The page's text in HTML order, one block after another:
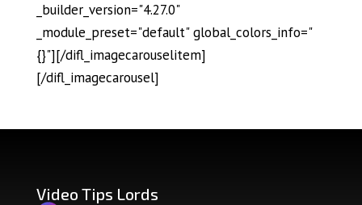
_builder_version="4.27.0"
_module_preset="default" global_colors_info="
{}"][/difl_imagecarouselitem]
[/difl_imagecarousel]
Video Tips Lords